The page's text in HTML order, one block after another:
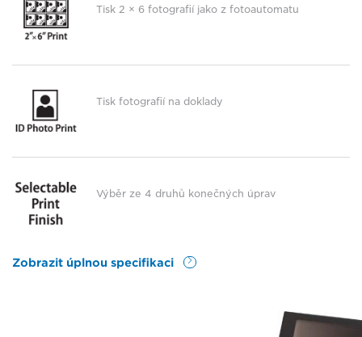
Tisk 2 × 6 fotografií jako z fotoautomatu
Tisk fotografií na doklady
Výběr ze 4 druhů konečných úprav
Zobrazit úplnou specifikaci